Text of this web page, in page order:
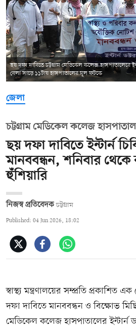
ছয় দফা দাবিতে চট্টগ্রাম মেডিকেল কলেজ হাসপাতালেরে
বেলা সাড়ে ১১টায় হাসপাতালের মূল ফটকে
জেলা
চট্টগ্রাম মেডিকেল কলেজ হাসপাতাল
ছয় দফা দাবিতে ইন্টার্ন
মানববন্ধন, শনিবার থেকে
হুঁশিয়ারি
নিজস্ব প্রতিবেদক চট্টগ্রাম
Published: 04 Jun 2026, 18:02
স্বাস্থ্য মন্ত্রণালয়ের সম্প্রতি প্রকাশিত
দফা দাবিতে মানববন্ধন ও বিক্ষোভ
মেডিকেল কলেজ হাসপাতালের ইন্টার্ন